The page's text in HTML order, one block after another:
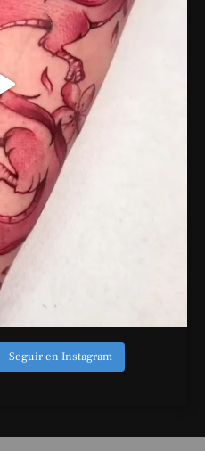
Seguir en Instagram